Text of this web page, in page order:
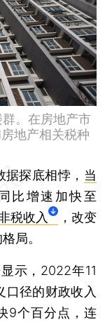
。在房地产市
地产相关税种
据探底相悖， 当
比增速加快至
税收入
，改变
局。
示，2022年11
口径的财政收入
9个百分点，连